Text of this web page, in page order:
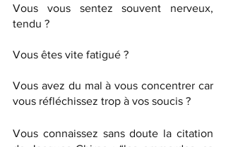
Vous vous sentez souvent nerveux,
tendu ?
Vous êtes vite fatigué ?
Vous avez du mal à vous concentrer car
vous réfléchissez trop à vos soucis ?
Vous connaissez sans doute la citation